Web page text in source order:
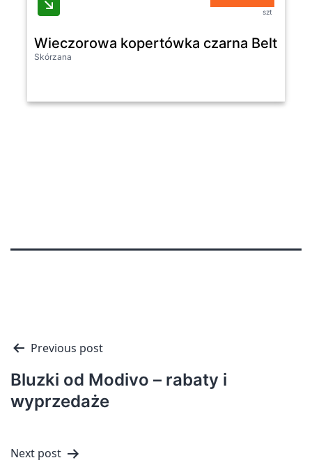
szt
Wieczorowa kopertówka czarna
Skórzana
Nawigacja
wpisu
Previous post
Bluzki od Modivo – rabaty i
wyprzedaże
Next post